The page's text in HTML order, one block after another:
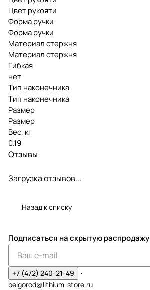
Цвет рукояти
Форма ручки
Форма ручки
Материал стержня
Материал стержня
Гибкая
нет
Тип наконечника
Тип наконечника
Размер
Размер
Вес, кг
0.19
Отзывы
Загрузка отзывов...
Назад к списку
Подписаться на скрытую распродажу
+7 (472) 240-21-49
belgorod@lithium-store.ru